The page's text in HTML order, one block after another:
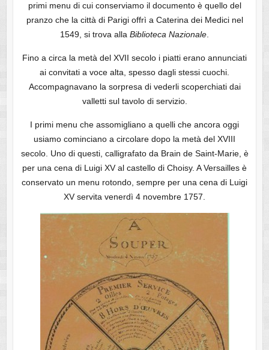
primi menu di cui conserviamo il documento è quello del
pranzo che la città di Parigi offrì a Caterina dei Medici nel
1549, si trova alla Biblioteca Nazionale.
Fino a circa la metà del XVII secolo i piatti erano annunciati
ai convitati a voce alta, spesso dagli stessi cuochi.
Accompagnavano la sorpresa di vederli scoperchiati dai
valletti sul tavolo di servizio.
I primi menu che assomigliano a quelli che ancora oggi
usiamo cominciano a circolare dopo la metà del XVIII
secolo. Uno di questi, calligrafato da Brain de Saint-Marie, è
per una cena di Luigi XV al castello di Choisy. A Versailles è
conservato un menu rotondo, sempre per una cena di Luigi
XV servita venerdì 4 novembre 1757.